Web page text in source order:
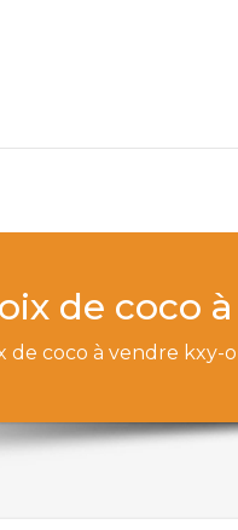
de coco
de coco à vendre kxy-